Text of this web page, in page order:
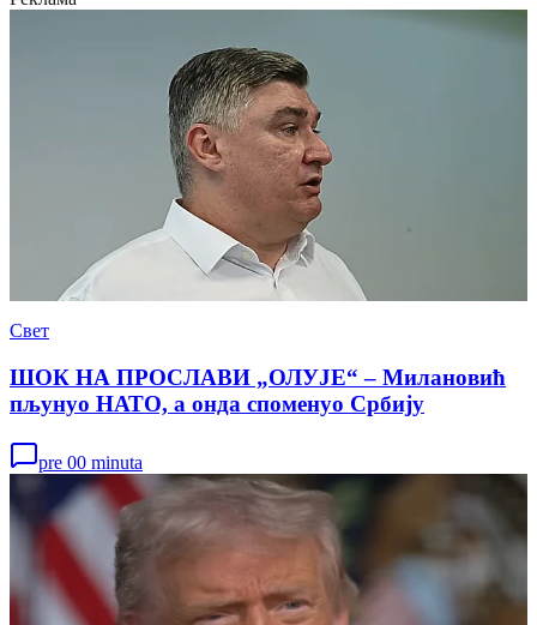
Свет
ШОК НА ПРОСЛАВИ „ОЛУЈЕ“ – Милановић
пљунуо НАТО, а онда споменуо Србију
pre 00 minuta